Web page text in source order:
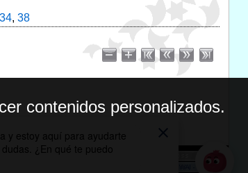
34, 38
contenidos personalizados.